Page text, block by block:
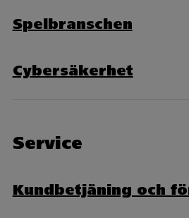
Spelbranschen
Cybersäkerhet
Service
Kundbetjäning och